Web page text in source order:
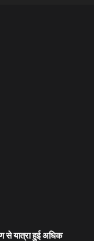
से यात्रा हुई अधिक